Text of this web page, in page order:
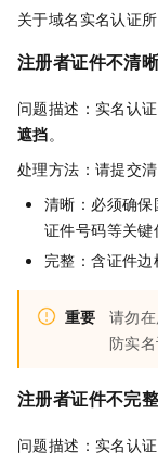
关于域名实名认证
注册者证件不清
问题描述：实名认
遮挡。
处理方法：请提交
清晰：必须确保
证件号码等关键
完整：含证件边
重要
请勿
防实
注册者证件不完整
问题描述：实名认